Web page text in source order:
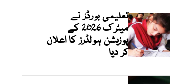
تعلیمی بورڈز نے
میٹرک 2026 کے
پوزیشن ہولڈرز کا اعلان
کر دیا